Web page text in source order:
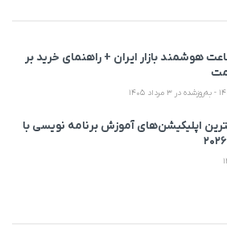
هوشمند بازار ایران + راهنمای خرید بر
اپلیکیشن‌های آموزش برنامه نویسی با